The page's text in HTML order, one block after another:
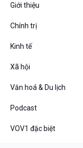
Chân dung cuộc sống
Giới thiệu
Chính trị
Kinh tế
Xã hội
Văn hoá & Du lịch
Podcast
VOV1 đặc biệt